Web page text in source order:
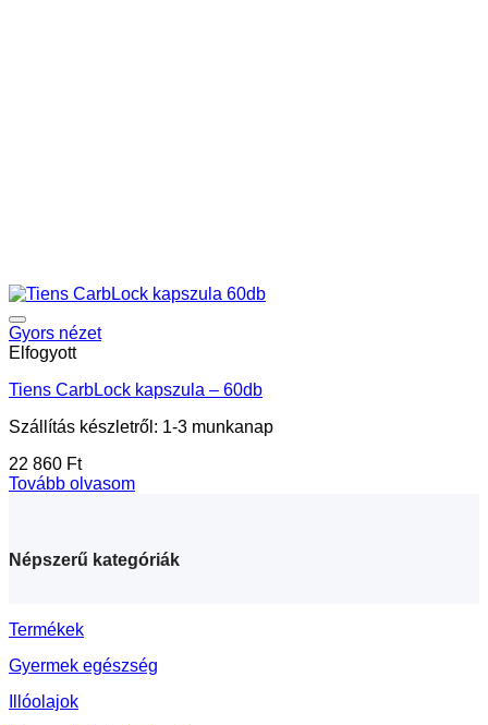
Gyors nézet
Elfogyott
Tiens CarbLock kapszula – 60db
Szállítás készletről: 1-3 munkanap
22 860 Ft
Tovább olvasom
Népszerű kategóriák
Termékek
Gyermek egészség
Illóolajok